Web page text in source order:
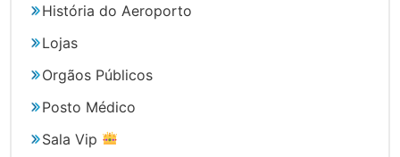
História do Aeroporto
Lojas
Orgãos Públicos
Posto Médico
Sala Vip